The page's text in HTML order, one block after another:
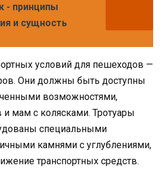
- принципы
и сущность
условий для пешеходов —
Они должны быть доступны
возможностями,
мам с колясками. Тротуары
специальными
камнями с углублениями,
транспортных средств.